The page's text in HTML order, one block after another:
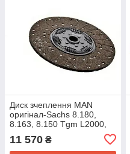
Диск зчеплення MAN
оригінал-Sachs 8.180,
8.163, 8.150 Tgm L2000,
11 570 ₴